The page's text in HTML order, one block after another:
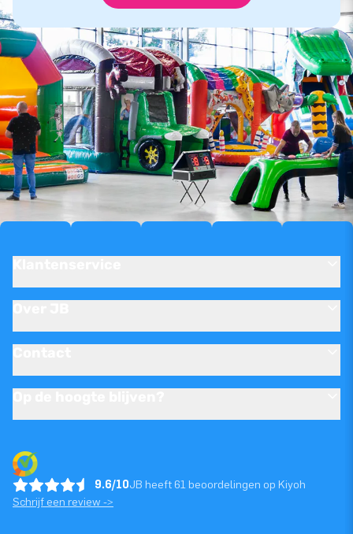
9.6/10JB heeft 61 beoordelingen op Kiyoh
Schrijf een review ->